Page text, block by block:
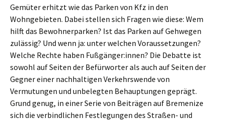
Gemüter erhitzt wie das Parken von Kfz in den
Wohngebieten. Dabei stellen sich Fragen wie diese: Wem
hilft das Bewohnerparken? Ist das Parken auf Gehwegen
zulässig? Und wenn ja: unter welchen Voraussetzungen?
Welche Rechte haben Fußgänger:innen? Die Debatte ist
sowohl auf Seiten der Befürworter als auch auf Seiten der
Gegner einer nachhaltigen Verkehrswende von
Vermutungen und unbelegten Behauptungen geprägt.
Grund genug, in einer Serie von Beiträgen auf Bremenize
sich die verbindlichen Festlegungen des Straßen- und